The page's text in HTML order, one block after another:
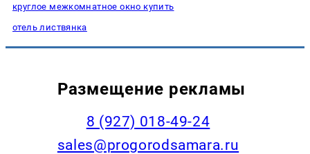
круглое межкомнатное окно купить
отель листвянка
Размещение рекламы
8 (927) 018-49-24
sales@progorodsamara.ru